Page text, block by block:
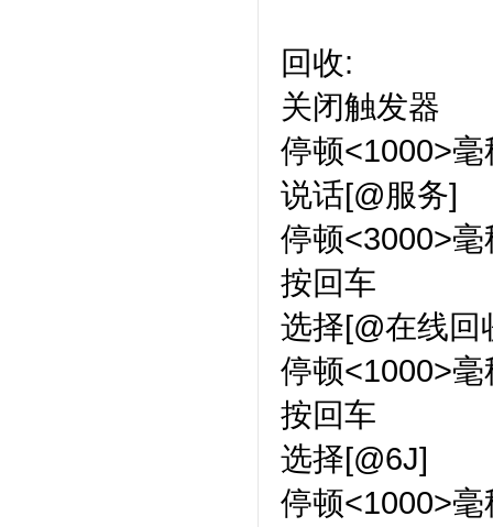
回收:
关闭触发器
停顿<1000>毫
说话[@服务]
停顿<3000>毫
按回车
选择[@在线回
停顿<1000>毫
按回车
选择[@6J]
停顿<1000>毫